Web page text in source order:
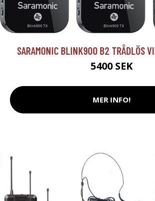
SARAMONIC BLINK900 B2 TRÅDLÖS
5400 SEK
MER INFO!